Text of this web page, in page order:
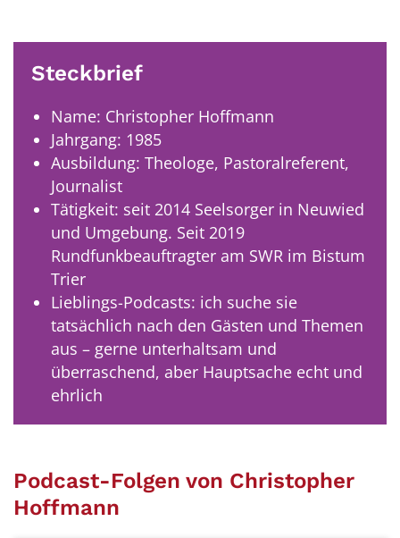
Steckbrief
Name: Christopher Hoffmann
Jahrgang: 1985
Ausbildung: Theologe, Pastoralreferent,
Journalist
Tätigkeit: seit 2014 Seelsorger in Neuwied
und Umgebung. Seit 2019
Rundfunkbeauftragter am SWR im Bistum
Trier
Lieblings-Podcasts: ich suche sie
tatsächlich nach den Gästen und Themen
aus – gerne unterhaltsam und
überraschend, aber Hauptsache echt und
ehrlich
Podcast-Folgen von Christopher
Hoffmann